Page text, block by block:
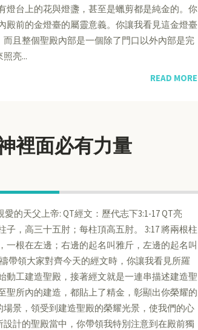
燈台上的花與燈盞，甚至是蠟剪都是純金的。你
殿前的金燈臺的屬靈意義。你讓我看見這金燈臺
且整個聖殿內部是一個除了門口以外內部是完
亮...
READ MORE
裡面必有力量
愛的天父上帝: QT經文：歷代志下3:1-17 QT亮
子，高三十五肘；每柱頂高五肘。 3:17 將兩根柱
一根在左邊；右邊的起名叫雅斤，左邊的起名叫
帶領大家對齊今天的經文時，你讓我看見所羅
動工建造聖殿，接著經文就是一連串描述建造聖
聖所內的建造，都貼上了精金，彰顯出你榮耀的
景，領受到建造聖殿的榮耀光景，使我們的心
計的聖殿當中，你帶領我特別注意到在殿前獨